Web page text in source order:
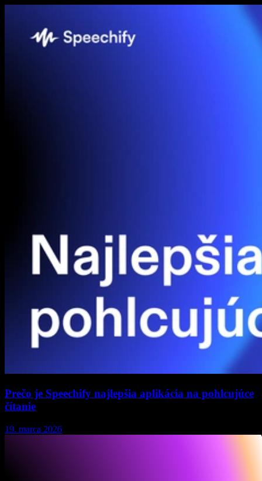
Prečo je Speechify najlepšia aplikácia na pohlcujúce
čítanie
19. marca 2026